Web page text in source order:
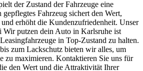
der Zustand der Fahrzeuge eine
Fahrzeug sichert den Wert,
erhöht die Kundenzufriedenheit. Unser
Wir putzen dein Auto in Karlsruhe ist
in Top-Zustand zu halten.
zum Lackschutz bieten wir alles, um
zu maximieren. Kontaktieren Sie uns für
den Wert und die Attraktivität Ihrer